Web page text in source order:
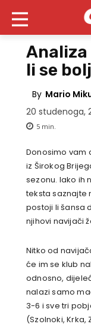
Analiza
li se
By Mario
20 studenoga,
5 min.
Donosimo vam
iz Širokog
sezonu. Iako ih
teksta saznajte
postoji li šansa
njihovi navijači
Nitko od
će im se klub
odnosno,
nalazi samo
3-6 i sve tri
(Szolnoki,